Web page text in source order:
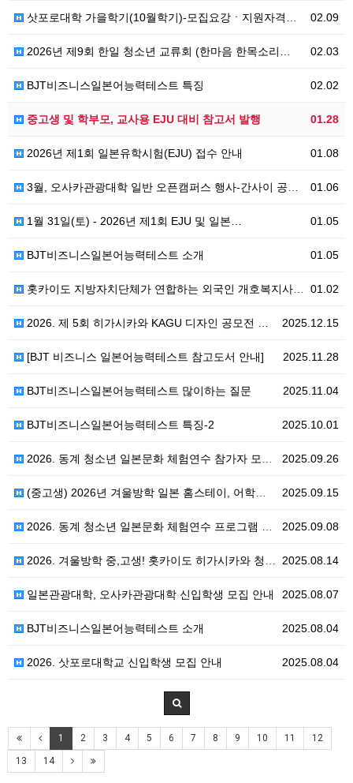
02.09
삿포로대학 가을학기(10월학기)-모집요강ㆍ지원자격ㆍ신입…
02.03
2026년 제9회 한일 청소년 교류회 (한마음 한목소리…
02.02
BJT비즈니스일본어능력테스트 특징
01.28
중고생 및 학부모, 교사용 EJU 대비 참고서 발행
01.08
2026년 제1회 일본유학시험(EJU) 접수 안내
01.06
3월, 오사카관광대학 일반 오픈캠퍼스 행사-간사이 공항…
01.05
1월 31일(토) - 2026년 제1회 EJU 및 일본…
01.05
BJT비즈니스일본어능력테스트 소개
01.02
홋카이도 지방자치단체가 연합하는 외국인 개호복지사 전액…
2025.12.15
2026. 제 5회 히가시카와 KAGU 디자인 공모전 …
2025.11.28
[BJT 비즈니스 일본어능력테스트 참고도서 안내]
2025.11.04
BJT비즈니스일본어능력테스트 많이하는 질문
2025.10.01
BJT비즈니스일본어능력테스트 특징-2
2025.09.26
2026. 동계 청소년 일본문화 체험연수 참가자 모집,…
2025.09.15
(중고생) 2026년 겨울방학 일본 홈스테이, 어학연수…
2025.09.08
2026. 동계 청소년 일본문화 체험연수 프로그램 참가…
2025.08.14
2026. 겨울방학 중,고생! 홋카이도 히가시카와 청소…
2025.08.07
일본관광대학, 오사카관광대학 신입학생 모집 안내
2025.08.04
BJT비즈니스일본어능력테스트 소개
2025.08.04
2026. 삿포로대학교 신입학생 모집 안내
1 2 3 4 5 6 7 8 9 10 11 12
13 14